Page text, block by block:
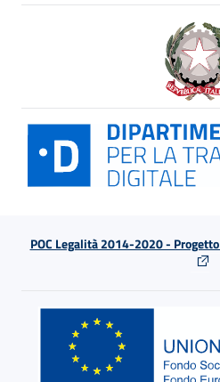
POC Legalità 2014-2020 -